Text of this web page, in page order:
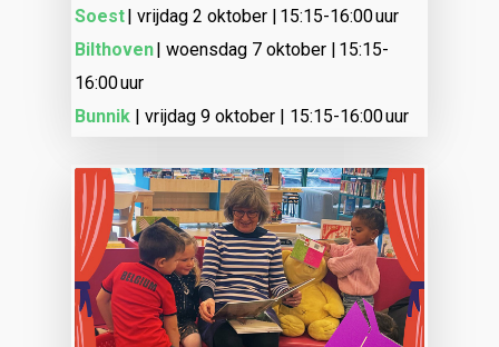
Soest| vrijdag 2 oktober | 15:15-16:00 uur
Bilthoven| woensdag 7 oktober | 15:15-
16:00 uur
Bunnik | vrijdag 9 oktober | 15:15-16:00 uur